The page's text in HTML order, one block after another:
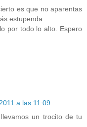
es que no aparentas
estupenda.
por todo lo alto. Espero
a las 11:09
un trocito de tu